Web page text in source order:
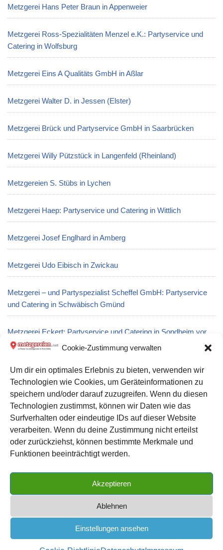
Cookie-Zustimmung verwalten
Um dir ein optimales Erlebnis zu bieten, verwenden wir
Technologien wie Cookies, um Geräteinformationen zu
speichern und/oder darauf zuzugreifen. Wenn du diesen
Technologien zustimmst, können wir Daten wie das
Surfverhalten oder eindeutige IDs auf dieser Website
verarbeiten. Wenn du deine Zustimmung nicht erteilst
oder zurückziehst, können bestimmte Merkmale und
Funktionen beeinträchtigt werden.
Akzeptieren
Ablehnen
Einstellungen ansehen
Metzgerei Hans Peter Braun in Appenweier
Metzgerei Ross-Spezialitäten Menzel e.K.: Partyservice und
Catering in Wolfsburg
Metzgerei Eins A Qualitäts GmbH in Aßlar
Metzgerei Walter D. in Jessen (Elster)
Metzgerei Brück und Partyservice GmbH in Saarbrücken
Metzgerei Willy Pützstück in Langenfeld (Rheinland)
Metzgereien S. Stübs in Lychen
Metzgerei Haep: Partyservice und Catering in Wittlich
Metzgerei Josef Englhard in Amberg
Metzgerei Udo Eibisch in Zwickau
Metzgerei – und Partyspezialist Scheffel GmbH: Partyservice
und Catering in Schwäbisch Gmünd
Metzgerei Eckert: Partyservice und Catering in Sondheim vor
der Rhön
Metzgerei Brinkmann: Partyservice und Catering in Essen
Metzgerei Fleischerei Döring in Kassel
Kontakt zu uns
METZGEREIEN.net